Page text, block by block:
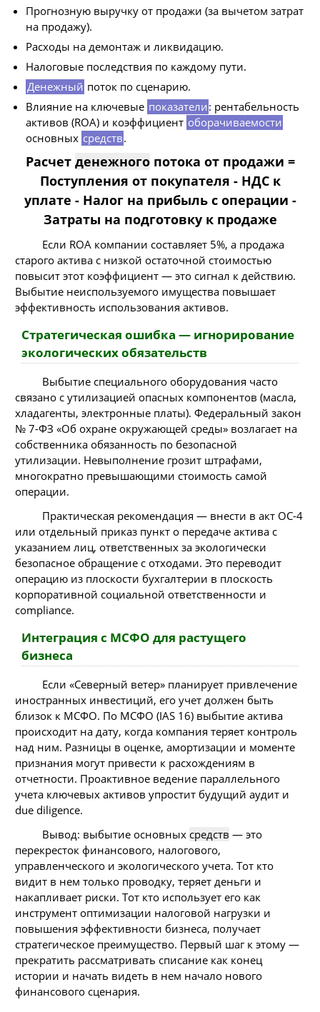
Прогнозную выручку от продажи (за вычетом затрат
на продажу).
Расходы на демонтаж и ликвидацию.
Налоговые последствия по каждому пути.
Денежный поток по сценарию.
Влияние на ключевые показатели: рентабельность
активов (ROA) и коэффициент оборачиваемости
основных средств.
Расчет денежногопотока от продажи =
Поступления от покупателя - НДС к
уплате - Налог на прибыль с операции -
Затраты на подготовку к продаже
Если ROA компании составляет 5%, а продажа
старого актива с низкой остаточной стоимостью
повысит этот коэффициент — это сигнал к действию.
Выбытие неиспользуемого имущества повышает
эффективность использования активов.
Стратегическая ошибка — игнорирование
экологических обязательств
Выбытие специального оборудования часто
связано с утилизацией опасных компонентов (масла,
хладагенты, электронные платы). Федеральный закон
№ 7-ФЗ «Об охране окружающей среды» возлагает на
собственника обязанность по безопасной
утилизации. Невыполнение грозит штрафами,
многократно превышающими стоимость самой
операции.
Практическая рекомендация — внести в акт ОС-4
или отдельный приказ пункт о передаче актива с
указанием лиц, ответственных за экологически
безопасное обращение с отходами. Это переводит
операцию из плоскости бухгалтерии в плоскость
корпоративной социальной ответственности и
compliance.
Интеграция с МСФО для растущего
бизнеса
Если «Северный ветер» планирует привлечение
иностранных инвестиций, его учет должен быть
близок к МСФО. По МСФО (IAS 16) выбытие актива
происходит на дату, когда компания теряет контроль
над ним. Разницы в оценке, амортизации и моменте
признания могут привести к расхождениям в
отчетности. Проактивное ведение параллельного
учета ключевых активов упростит будущий аудит и
due diligence.
Вывод: выбытие основных средств — это
перекресток финансового, налогового,
управленческого и экологического учета. Тот кто
видит в нем только проводку, теряет деньги и
накапливает риски. Тот кто использует его как
инструмент оптимизации налоговой нагрузки и
повышения эффективности бизнеса, получает
стратегическое преимущество. Первый шаг к этому —
прекратить рассматривать списание как конец
истории и начать видеть в нем начало нового
финансового сценария.